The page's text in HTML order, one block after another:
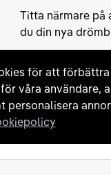
för att
våra användare,
personalisera
Titta närmare på
du din nya